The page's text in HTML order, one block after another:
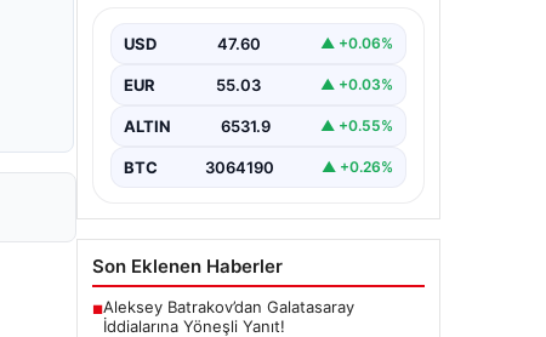
ulaştırdı
USD 47.60 ▲ +0.06%
EUR 55.03 ▲ +0.03%
ALTIN 6531.9 ▲ +0.55%
BTC 3064190 ▲ +0.26%
Son Eklenen Haberler
■Aleksey Batrakov’dan Galatasaray
İddialarına Yöneşli Yanıt!